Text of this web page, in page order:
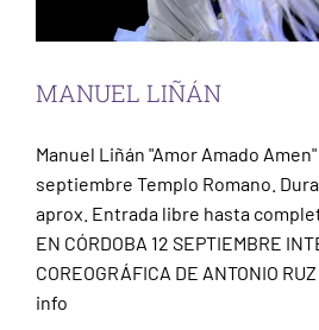
MANUEL LIÑÁN
Manuel Liñán "Amor Amado Amen"
septiembre Templo Romano.
aprox. Entrada libre hasta
EN CÓRDOBA 12 SEPTIEMBRE
COREOGRÁFICA DE ANTONIO
info